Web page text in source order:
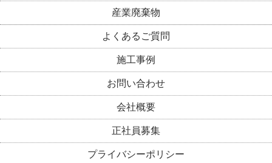
産業廃棄物
よくあるご質問
施工事例
お問い合わせ
会社概要
正社員募集
プライバシーポリシー